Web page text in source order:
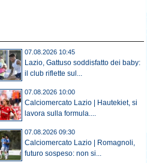
07.08.2026 10:45
Lazio, Gattuso soddisfatto dei baby:
il club riflette sul...
07.08.2026 10:00
Calciomercato Lazio | Hautekiet, si
lavora sulla formula....
07.08.2026 09:30
Calciomercato Lazio | Romagnoli,
futuro sospeso: non si...